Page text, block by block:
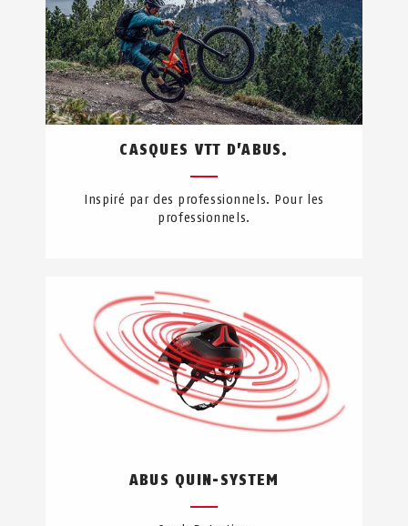
CASQUES VTT D’ABUS.
Inspiré par des professionnels. Pour les
professionnels.
ABUS QUIN-SYSTEM